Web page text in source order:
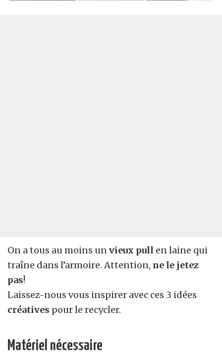
On a tous au moins unvieux pull en laine qui
traîne dans l’armoire. Attention, ne le jetez
pas!
Laissez-nous vous inspirer avec ces 3 idées
créatives pour le recycler.
Matériel nécessaire